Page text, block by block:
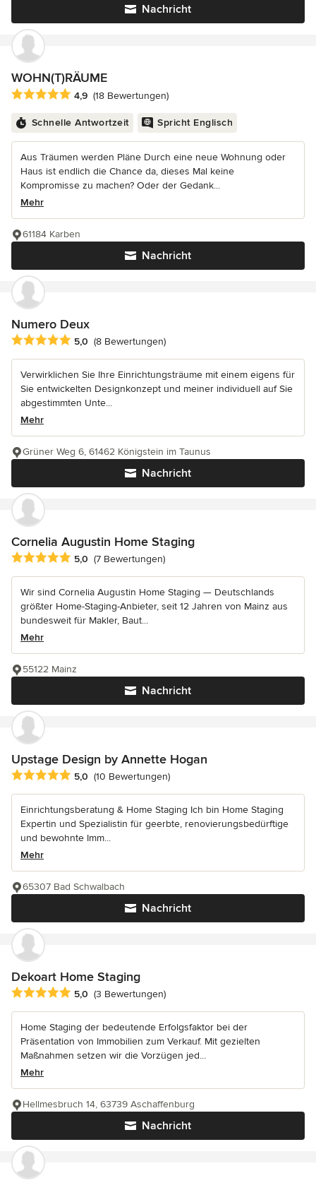
Nachricht
WOHN(T)RÄUME
Durchschnittliche Bewertung: 4.9 von 5 Sternen
4,9 (18 Bewertungen)
Schnelle Antwortzeit Spricht Englisch
Aus Träumen werden Pläne Durch eine neue Wohnung oder
Haus ist endlich die Chance da, dieses Mal keine
Kompromisse zu machen? Oder der Gedank...
Mehr
Nachricht
61184 Karben
Numero Deux
Durchschnittliche Bewertung: 5 von 5 Sternen
5,0 (8 Bewertungen)
Verwirklichen Sie Ihre Einrichtungsträume mit einem eigens für
Sie entwickelten Designkonzept und meiner individuell auf Sie
abgestimmten Unte...
Mehr
Nachricht
Grüner Weg 6, 61462 Königstein im Taunus
Cornelia Augustin Home Staging
Durchschnittliche Bewertung: 5 von 5 Sternen
5,0 (7 Bewertungen)
Wir sind Cornelia Augustin Home Staging — Deutschlands
größter Home-Staging-Anbieter, seit 12 Jahren von Mainz aus
bundesweit für Makler, Baut...
Mehr
Nachricht
55122 Mainz
Upstage Design by Annette Hogan
Durchschnittliche Bewertung: 5 von 5 Sternen
5,0 (10 Bewertungen)
Einrichtungsberatung & Home Staging Ich bin Home Staging
Expertin und Spezialistin für geerbte, renovierungsbedürftige
und bewohnte Imm...
Mehr
Nachricht
65307 Bad Schwalbach
Dekoart Home Staging
Durchschnittliche Bewertung: 5 von 5 Sternen
5,0 (3 Bewertungen)
Home Staging der bedeutende Erfolgsfaktor bei der
Präsentation von Immobilien zum Verkauf. Mit gezielten
Maßnahmen setzen wir die Vorzügen jed...
Mehr
Nachricht
Hellmesbruch 14, 63739 Aschaffenburg